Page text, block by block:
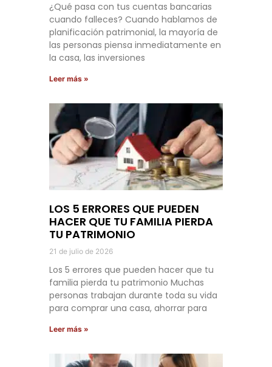
¿Qué pasa con tus cuentas bancarias
cuando falleces? Cuando hablamos de
planificación patrimonial, la mayoría de
las personas piensa inmediatamente en
la casa, las inversiones
Leer más »
LOS 5 ERRORES QUE PUEDEN
HACER QUE TU FAMILIA PIERDA
TU PATRIMONIO
21 de julio de 2026
Los 5 errores que pueden hacer que tu
familia pierda tu patrimonio Muchas
personas trabajan durante toda su vida
para comprar una casa, ahorrar para
Leer más »